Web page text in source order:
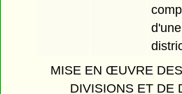
MISE EN ŒUVRE
DIVISIONS ET DE